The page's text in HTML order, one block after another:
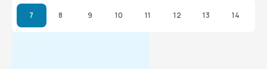
7 8 9 10 11 12 13 14